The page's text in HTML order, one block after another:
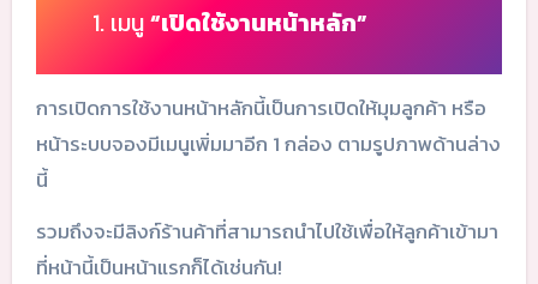
1. เมนู“เปิดใช้งานหน้าหลัก”
การเปิดการใช้งานหน้าหลักนี้เป็นการเปิดให้มุมลูกค้า หรือ
หน้าระบบจองมีเมนูเพิ่มมาอีก 1 กล่อง ตามรูปภาพด้านล่าง
นี้
รวมถึงจะมีลิงก์ร้านค้าที่สามารถนำไปใช้เพื่อให้ลูกค้าเข้ามา
ที่หน้านี้เป็นหน้าแรกก็ได้เช่นกัน!